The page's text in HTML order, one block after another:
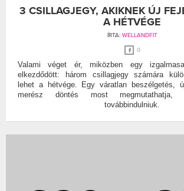
3 CSILLAGJEGY, AKIKNEK ÚJ
A HÉTVÉGE
ÍRTA: WELLANDFIT
0
Valami véget ér, miközben egy
elkezdődött: három csillagjegy számára
lehet a hétvége. Egy váratlan beszélgetés,
merész döntés most megmutathatja,
továbbindulniuk.